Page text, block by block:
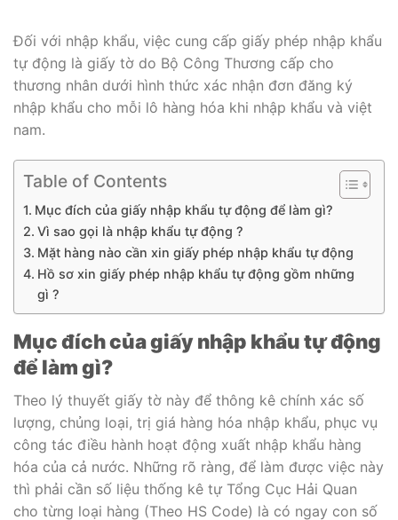
Đối với nhập khẩu, việc cung cấp giấy phép nhập khẩu
tự động là giấy tờ do Bộ Công Thương cấp cho
thương nhân dưới hình thức xác nhận đơn đăng ký
nhập khẩu cho mỗi lô hàng hóa khi nhập khẩu và việt
nam.
Table of Contents
Mục đích của giấy nhập khẩu tự động để làm gì?
Vì sao gọi là nhập khẩu tự động ?
Mặt hàng nào cần xin giấy phép nhập khẩu tự động
Hồ sơ xin giấy phép nhập khẩu tự động gồm những
gì ?
Mục đích của giấy nhập khẩu tự động
để làm gì?
Theo lý thuyết giấy tờ này để thông kê chính xác số
lượng, chủng loại, trị giá hàng hóa nhập khẩu, phục vụ
công tác điều hành hoạt động xuất nhập khẩu hàng
hóa của cả nước. Những rõ ràng, để làm được việc này
thì phải cần số liệu thống kê tự Tổng Cục Hải Quan
cho từng loại hàng (Theo HS Code) là có ngay con số